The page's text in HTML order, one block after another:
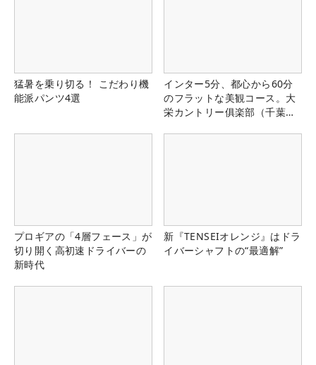
猛暑を乗り切る！ こだわり機
能派パンツ4選
インター5分、都心から60分
のフラットな美観コース。大
栄カントリー俱楽部（千葉
プロギアの「4層フェース」が
切り開く高初速ドライバーの
新時代
新『TENSEIオレンジ』はドラ
イバーシャフトの“最適解”